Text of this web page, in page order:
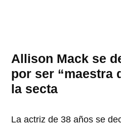
Allison Mack se
por ser “maestra
la secta
La actriz de 38 años se